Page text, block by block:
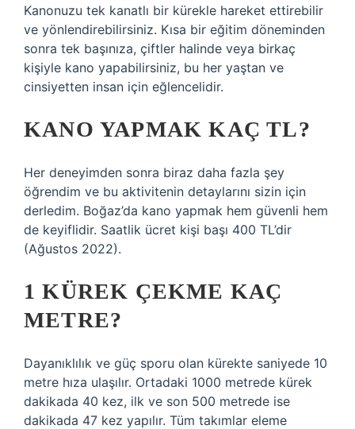
Kanonuzu tek kanatlı bir kürekle hareket ettirebilir
ve yönlendirebilirsiniz. Kısa bir eğitim döneminden
sonra tek başınıza, çiftler halinde veya birkaç
kişiyle kano yapabilirsiniz, bu her yaştan ve
cinsiyetten insan için eğlencelidir.
KANO YAPMAK KAÇ TL?
Her deneyimden sonra biraz daha fazla şey
öğrendim ve bu aktivitenin detaylarını sizin için
derledim. Boğaz’da kano yapmak hem güvenli hem
de keyiflidir. Saatlik ücret kişi başı 400 TL’dir
(Ağustos 2022).
1 KÜREK ÇEKME KAÇ
METRE?
Dayanıklılık ve güç sporu olan kürekte saniyede 10
metre hıza ulaşılır. Ortadaki 1000 metrede kürek
dakikada 40 kez, ilk ve son 500 metrede ise
dakikada 47 kez yapılır. Tüm takımlar eleme